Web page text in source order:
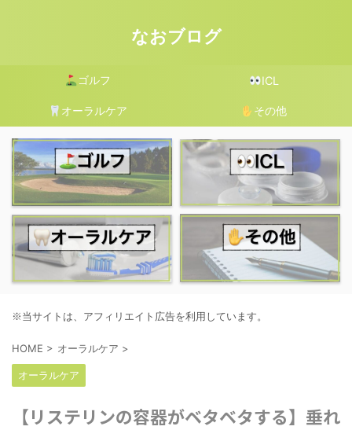
なおブログ
ゴルフ ICL
オーラルケア その他
※当サイトは、アフィリエイト広告を利用しています。
HOME > オーラルケア >
オーラルケア
【リステリンの容器がベタベタする】垂れ